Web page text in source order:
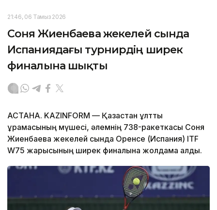
21:46, 06 Тамыз 2026
Соня Жиенбаева жекелей сында
Испаниядағы турнирдің ширек
финалына шықты
АСТАНА. KAZINFORM — Қазақстан ұлттық
құрамасының мүшесі, әлемнің 738-ракеткасы Соня
Жиенбаева жекелей сында Оренсе (Испания) ITF
W75 жарысының ширек финалына жолдама алды.